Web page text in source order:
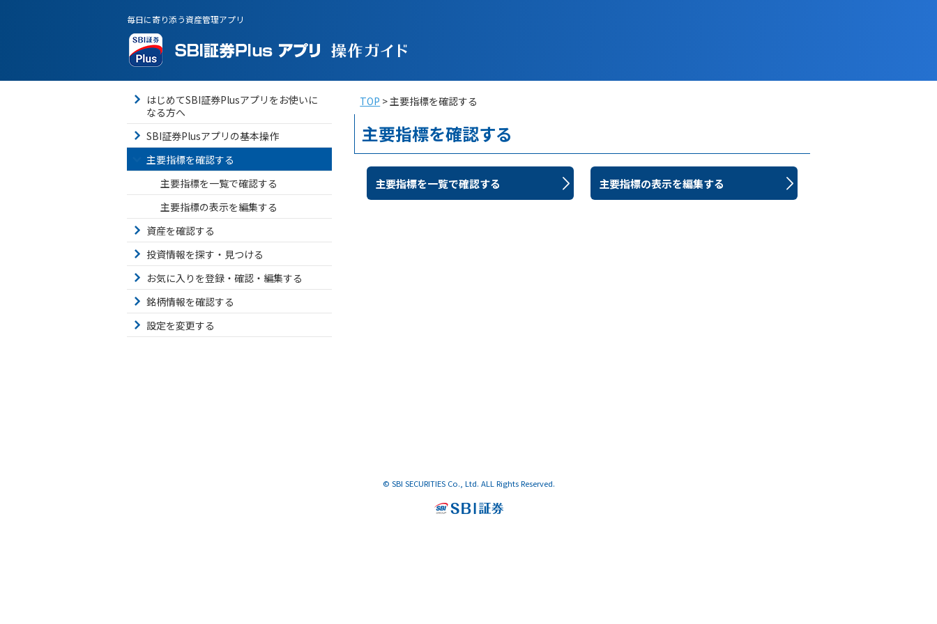
毎日に寄り添う資産管理アプリ
TOP 主要指標を確認する
主要指標を確認する
主要指標を一覧で確認する 主要指標の表示を編集する
© SBI SECURITIES Co., Ltd. ALL Rights Reserved.